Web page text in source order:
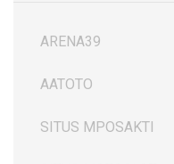
ARENA39
AATOTO
SITUS MPOSAKTI